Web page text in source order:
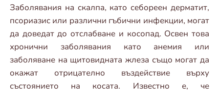
Заболявания на скалпа, като себореен дерматит,
псориазис или различни гъбични инфекции, могат
да доведат до отслабване и косопад. Освен това
хронични заболявания като анемия или
заболяване на щитовидната жлеза също могат да
окажат отрицателно въздействие върху
състоянието на косата. Известно е, че